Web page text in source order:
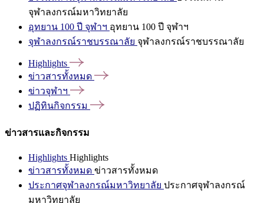
จุฬาลงกรณ์มหาวิทยาลัย
อุทยาน 100 ปี จุฬาฯ อุทยาน 100 ปี จุฬาฯ
จุฬาลงกรณ์ราชบรรณาลัย จุฬาลงกรณ์ราชบรรณาลัย
Highlights
ข่าวสารทั้งหมด
ข่าวจุฬาฯ
ปฏิทินกิจกรรม
ข่าวสารและกิจกรรม
Highlights Highlights
ข่าวสารทั้งหมด ข่าวสารทั้งหมด
ประกาศจุฬาลงกรณ์มหาวิทยาลัย ประกาศจุฬาลงกรณ์
มหาวิทยาลัย